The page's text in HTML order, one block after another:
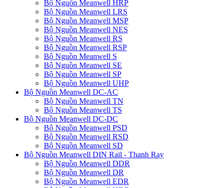
Bộ Nguồn Meanwell HRP
Bộ Nguồn Meanwell LRS
Bộ Nguồn Meanwell MSP
Bộ Nguồn Meanwell NES
Bộ Nguồn Meanwell RS
Bộ Nguồn Meanwell RSP
Bộ Nguồn Meanwell S
Bộ Nguồn Meanwell SE
Bộ Nguồn Meanwell SP
Bộ Nguồn Meanwell UHP
Bộ Nguồn Meanwell DC-AC
Bộ Nguồn Meanwell TN
Bộ Nguồn Meanwell TS
Bộ Nguồn Meanwell DC-DC
Bộ Nguồn Meanwell PSD
Bộ Nguồn Meanwell RSD
Bộ Nguồn Meanwell SD
Bộ Nguồn Meanwell DIN Rail - Thanh Ray
Bộ Nguồn Meanwell DDR
Bộ Nguồn Meanwell DR
Bộ Nguồn Meanwell EDR